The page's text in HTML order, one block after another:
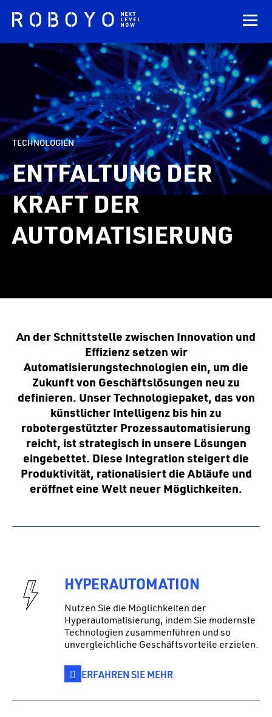
TECHNOLOGIEN
ENTFALTUNG DER
KRAFT DER
AUTOMATISIERUNG
An der Schnittstelle zwischen Innovation und
Effizienz setzen wir
Automatisierungstechnologien ein, um die
Zukunft von Geschäftslösungen neu zu
definieren. Unser Technologiepaket, das von
künstlicher Intelligenz bis hin zu
robotergestützter Prozessautomatisierung
reicht, ist strategisch in unsere Lösungen
eingebettet. Diese Integration steigert die
Produktivität, rationalisiert die Abläufe und
eröffnet eine Welt neuer Möglichkeiten.
HYPERAUTOMATION
Nutzen Sie die Möglichkeiten der
Hyperautomatisierung, indem Sie modernste
Technologien zusammenführen und so
unvergleichliche Geschäftsvorteile erzielen.
ERFAHREN SIE MEHR